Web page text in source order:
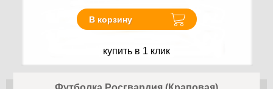
В корзину
купить в 1 клик